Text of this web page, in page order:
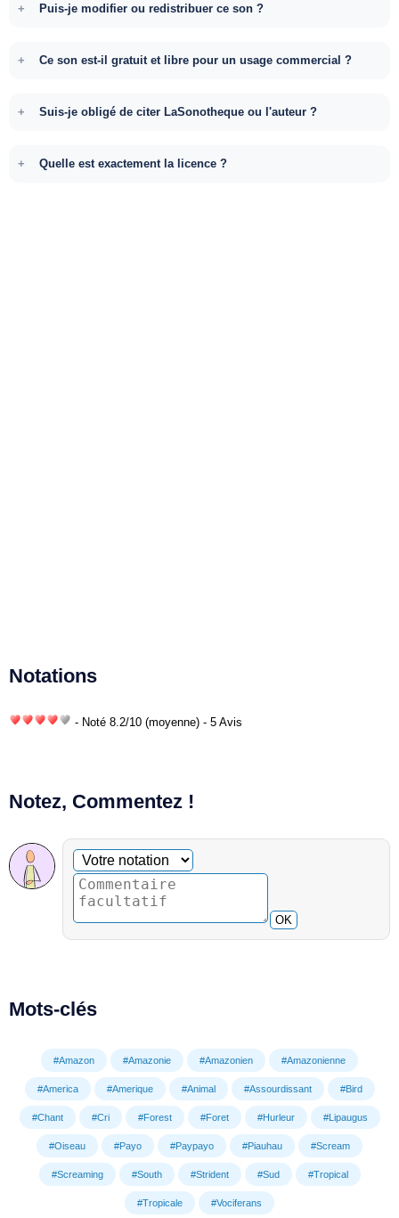
Puis-je modifier ou redistribuer ce son ?
Ce son est-il gratuit et libre pour un usage commercial ?
Suis-je obligé de citer LaSonotheque ou l'auteur ?
Quelle est exactement la licence ?
Notations
- Noté 8.2/10 (moyenne) - 5 Avis
Notez, Commentez !
Commentaire facultatif
Votre notation
OK
Mots-clés
#Amazon #Amazonie #Amazonien #Amazonienne
#America #Amerique #Animal #Assourdissant #Bird
#Chant #Cri #Forest #Foret #Hurleur #Lipaugus
#Oiseau #Payo #Paypayo #Piauhau #Scream
#Screaming #South #Strident #Sud #Tropical
#Tropicale #Vociferans